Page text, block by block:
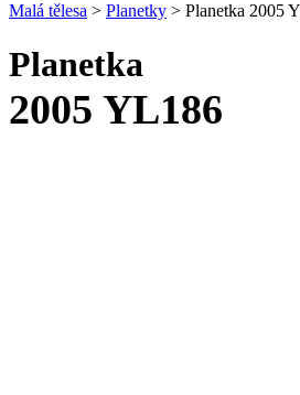
Malá tělesa > Planetky > Planetka 2005
Planetka
2005 YL186